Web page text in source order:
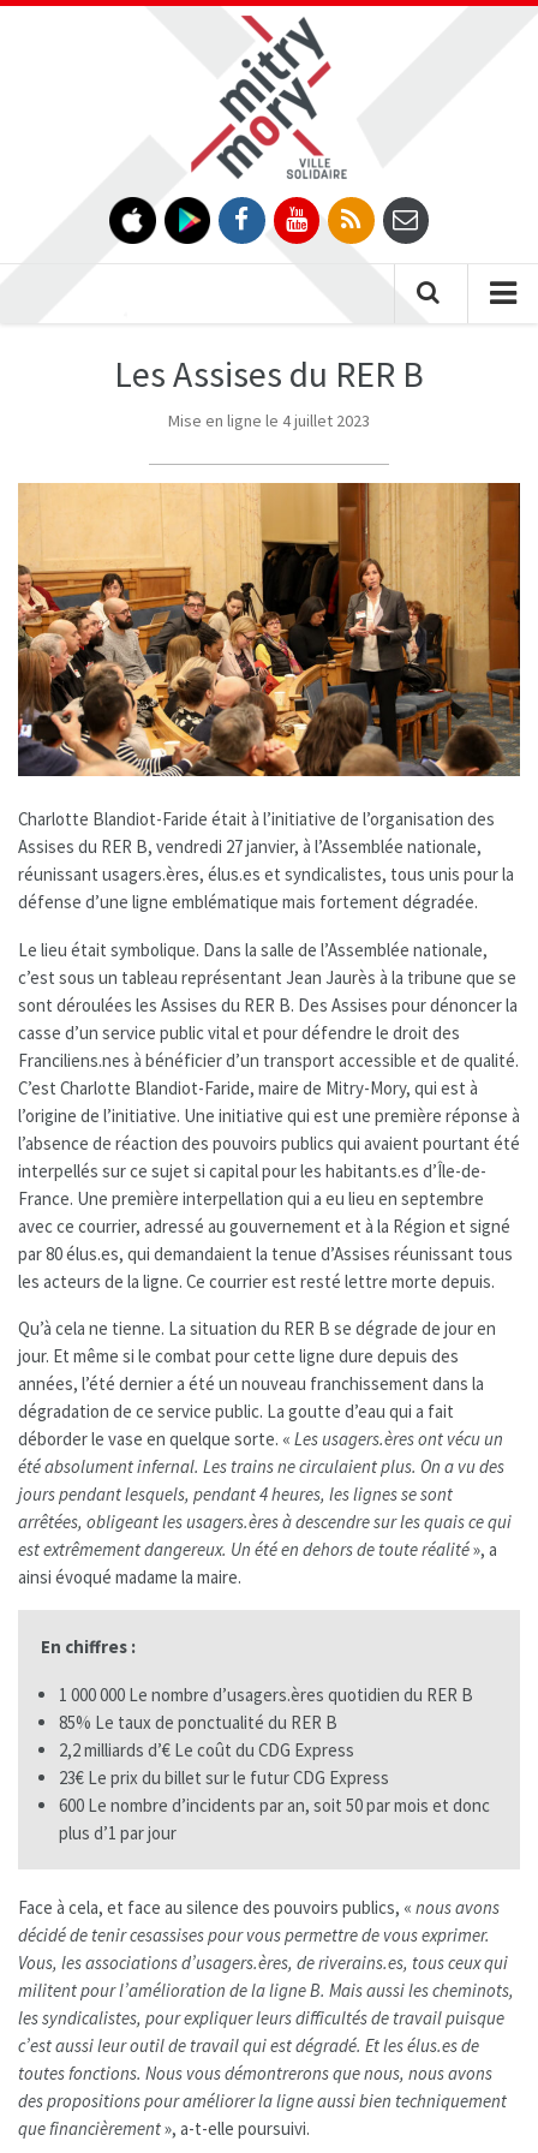
Gestion des traceurs
Les Assises du RER B
Mise en ligne le 4 juillet 2023
Charlotte Blandiot-Faride était à l’initiative de l’organisation des
Assises du RER B, vendredi 27 janvier, à l’Assemblée nationale,
réunissant usagers.ères, élus.es et syndicalistes, tous unis pour la
défense d’une ligne emblématique mais fortement dégradée.
Le lieu était symbolique. Dans la salle de l’Assemblée nationale,
c’est sous un tableau représentant Jean Jaurès à la tribune que se
sont déroulées les Assises du RER B. Des Assises pour dénoncer la
casse d’un service public vital et pour défendre le droit des
Franciliens.nes à bénéficier d’un transport accessible et de qualité.
C’est Charlotte Blandiot-Faride, maire de Mitry-Mory, qui est à
l’origine de l’initiative. Une initiative qui est une première réponse à
l’absence de réaction des pouvoirs publics qui avaient pourtant été
interpellés sur ce sujet si capital pour les habitants.es d’Île-de-
France. Une première interpellation qui a eu lieu en septembre
avec ce courrier, adressé au gouvernement et à la Région et signé
par 80 élus.es, qui demandaient la tenue d’Assises réunissant tous
les acteurs de la ligne. Ce courrier est resté lettre morte depuis.
Qu’à cela ne tienne. La situation du RER B se dégrade de jour en
jour. Et même si le combat pour cette ligne dure depuis des
années, l’été dernier a été un nouveau franchissement dans la
dégradation de ce service public. La goutte d’eau qui a fait
déborder le vase en quelque sorte. « Les usagers.ères ont vécu un
été absolument infernal. Les trains ne circulaient plus. On a vu des
jours pendant lesquels, pendant 4 heures, les lignes se sont
arrêtées, obligeant les usagers.ères à descendre sur les quais ce qui
est extrêmement dangereux. Un été en dehors de toute réalité», a
ainsi évoqué madame la maire.
En chiffres :
1 000 000 Le nombre d’usagers.ères quotidien du RER B
85% Le taux de ponctualité du RER B
2,2 milliards d’€ Le coût du CDG Express
23€ Le prix du billet sur le futur CDG Express
600 Le nombre d’incidents par an, soit 50 par mois et donc
plus d’1 par jour
Face à cela, et face au silence des pouvoirs publics, « nous avons
décidé de tenir cesassises pour vous permettre de vous exprimer.
Vous, les associations d’usagers.ères, de riverains.es, tous ceux qui
militent pour l’amélioration de la ligne B. Mais aussi les cheminots,
les syndicalistes, pour expliquer leurs difficultés de travail puisque
c’est aussi leur outil de travail qui est dégradé. Et les élus.es de
toutes fonctions. Nous vous démontrerons que nous, nous avons
des propositions pour améliorer la ligne aussi bien techniquement
que financièrement», a-t-elle poursuivi.